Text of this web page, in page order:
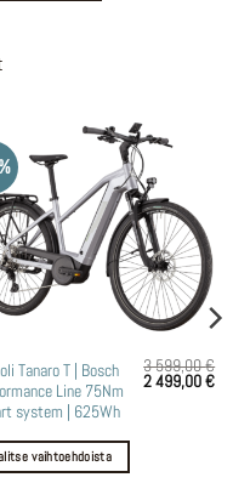
Tanaro T | Bosch
Line 75Nm
system | 625Wh
3 599,00€
Alkuperäinen
2 499,00€
vaihtoehdoista